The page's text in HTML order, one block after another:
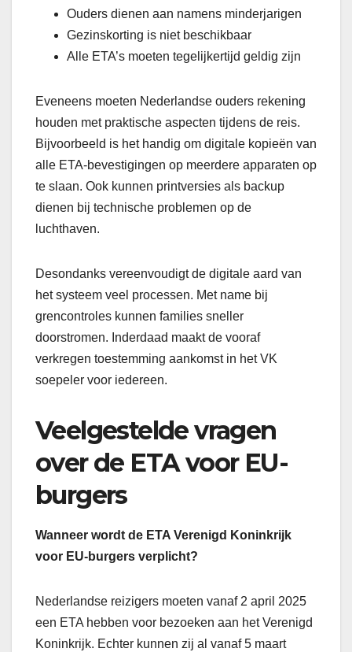
Ouders dienen aan namens minderjarigen
Gezinskorting is niet beschikbaar
Alle ETA’s moeten tegelijkertijd geldig zijn
Eveneens moeten Nederlandse ouders rekening
houden met praktische aspecten tijdens de reis.
Bijvoorbeeld is het handig om digitale kopieën van
alle ETA-bevestigingen op meerdere apparaten op
te slaan. Ook kunnen printversies als backup
dienen bij technische problemen op de
luchthaven.
Desondanks vereenvoudigt de digitale aard van
het systeem veel processen. Met name bij
grencontroles kunnen families sneller
doorstromen. Inderdaad maakt de vooraf
verkregen toestemming aankomst in het VK
soepeler voor iedereen.
Veelgestelde vragen
over de ETA voor EU-
burgers
Wanneer wordt de ETA Verenigd Koninkrijk
voor EU-burgers verplicht?
Nederlandse reizigers moeten vanaf 2 april 2025
een ETA hebben voor bezoeken aan het Verenigd
Koninkrijk. Echter kunnen zij al vanaf 5 maart